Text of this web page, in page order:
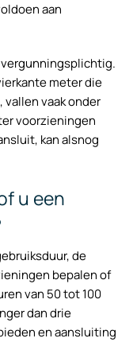
aan
meter die
vallen vaak onder
voorzieningen
kan alsnog
u een
de
bepalen of
van 50 tot 100
dan drie
en aansluiting